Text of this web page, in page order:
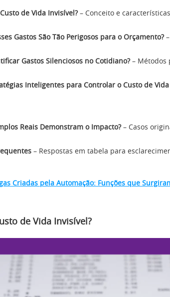
de Vida Invisível?– Conceito e
Gastos São Tão Perigosos para o Orçamento?–
Gastos Silenciosos no Cotidiano?– Métodos
Inteligentes para Controlar o Custo de Vida
Reais Demonstram o Impacto?– Casos
– Respostas em tabela para
Criadas pela Automação: Funções que
de Vida Invisível?